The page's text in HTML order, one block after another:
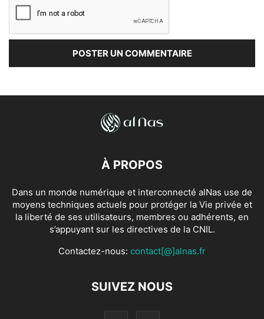
À PROPOS
Dans un monde numérique et interconnecté alNas use de
moyens techniques actuels pour protéger la Vie privée et
la liberté de ses utilisateurs, membres ou adhérents, en
s’appuyant sur les directives de la CNIL.
Contactez-nous: contact[@]alnas.fr
SUIVEZ NOUS